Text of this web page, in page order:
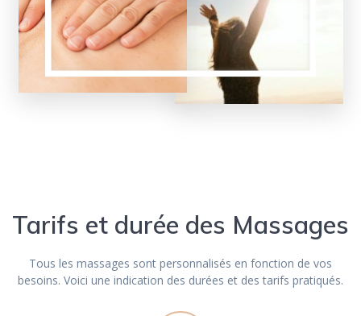
Tarifs et durée des Massages
Tous les massages sont personnalisés en fonction de vos
besoins. Voici une indication des durées et des tarifs pratiqués.